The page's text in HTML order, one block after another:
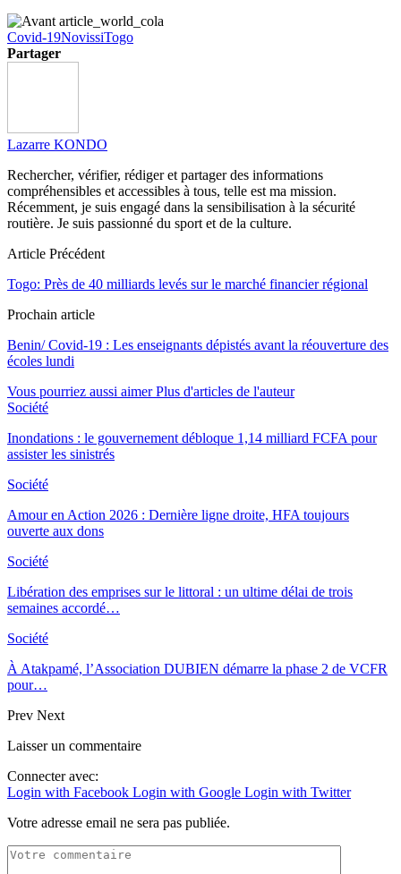
Covid-19NovissiTogo
Partager
Lazarre KONDO
Rechercher, vérifier, rédiger et partager des informations
compréhensibles et accessibles à tous, telle est ma mission.
Récemment, je suis engagé dans la sensibilisation à la sécurité
routière. Je suis passionné du sport et de la culture.
Article Précédent
Togo: Près de 40 milliards levés sur le marché financier régional
Prochain article
Benin/ Covid-19 : Les enseignants dépistés avant la réouverture des
écoles lundi
Vous pourriez aussi aimer Plus d'articles de l'auteur
Société
Inondations : le gouvernement débloque 1,14 milliard FCFA pour
assister les sinistrés
Société
Amour en Action 2026 : Dernière ligne droite, HFA toujours
ouverte aux dons
Société
Libération des emprises sur le littoral : un ultime délai de trois
semaines accordé…
Société
À Atakpamé, l’Association DUBIEN démarre la phase 2 de VCFR
pour…
Prev Next
Laisser un commentaire
Connecter avec:
Login with Facebook Login with Google Login with Twitter
Votre adresse email ne sera pas publiée.